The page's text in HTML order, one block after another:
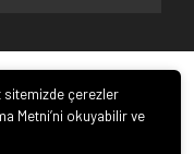
sitemizde çerezler
Metni’ni okuyabilir ve